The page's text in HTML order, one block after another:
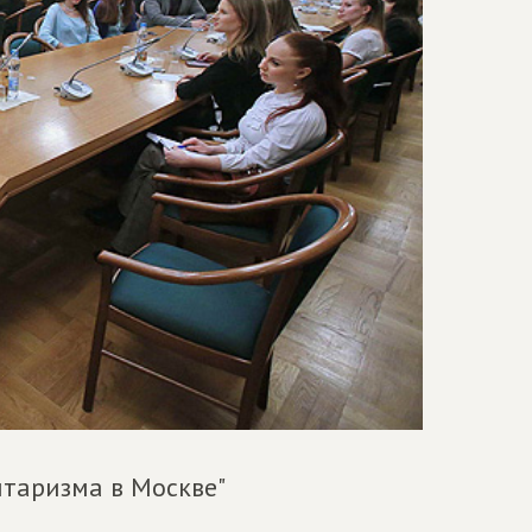
в Москве"